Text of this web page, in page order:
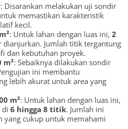
: Disarankan melakukan uji sondir
memastikan karakteristik
kecil.
: Untuk lahan dengan luas ini,2
dianjurkan. Jumlah titik tergantung
dan kebutuhan proyek.
m²: Sebaiknya dilakukan sondir
ini membantu
lebih akurat untuk area yang
m²: Untuk lahan dengan luas ini,
di6 hingga 8 titik. Jumlah ini
yang cukup untuk memahami